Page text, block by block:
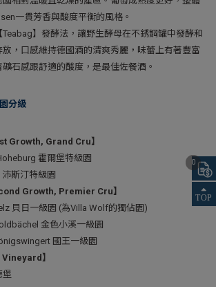
一貫芳香與酸度平衡的風格。
】發酵法，讓野生酵母在不銹鋼罐中發酵和
，口感維持德國酒的清爽秀麗，味蕾上有著豐富
石感跟舒適的酸度，是最佳佐餐酒。
分級
Growth, Grand Cru】
霍爾堡特級園
斯汀特級園
Growth, Premier Cru】
貝日一級園 (為Villa Wolf的獨佔園)
金色小溪一級園
國王一級園
Vineyard】
堡
0